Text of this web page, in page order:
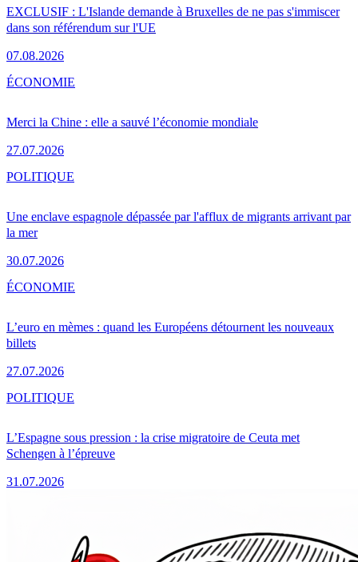
EXCLUSIF : L'Islande demande à Bruxelles de ne pas s'immiscer
dans son référendum sur l'UE
07.08.2026
Merci la Chine : elle a sauvé l’économie mondiale
27.07.2026
ÉCONOMIE
Une enclave espagnole dépassée par l'afflux de migrants arrivant par
la mer
30.07.2026
POLITIQUE
L’euro en mèmes : quand les Européens détournent les nouveaux
billets
27.07.2026
ÉCONOMIE
L’Espagne sous pression : la crise migratoire de Ceuta met
Schengen à l’épreuve
31.07.2026
POLITIQUE